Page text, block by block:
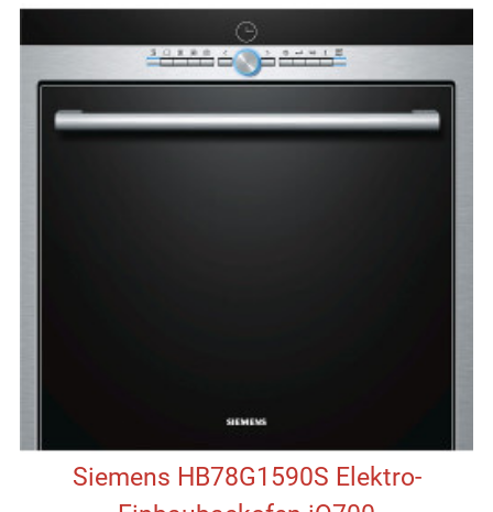
Siemens HB78G1590S Elektro-